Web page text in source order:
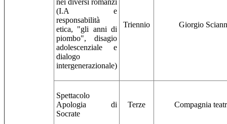
nei diversi romanzi
(I.A e
responsabilità
etica, "gli anni di
piombo", disagio
adolescenziale e
dialogo
intergenerazionale)
Triennio Giorgio
Spettacolo
Apologia di
Socrate
Terze Compagnia